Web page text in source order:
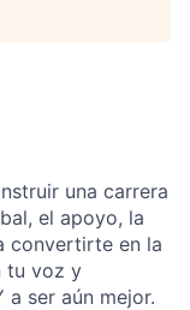
una carrera
el apoyo, la
convertirte en la
tu voz y
a ser aún mejor.